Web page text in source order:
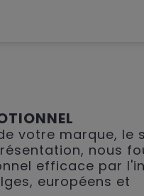
votre marque, le
nous
efficace par
européens et